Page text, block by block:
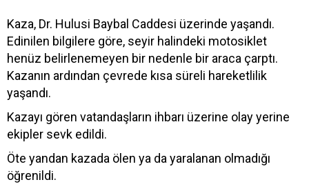
Kaza, Dr. Hulusi Baybal Caddesi üzerinde yaşandı.
Edinilen bilgilere göre, seyir halindeki motosiklet
henüz belirlenemeyen bir nedenle bir araca çarptı.
Kazanın ardından çevrede kısa süreli hareketlilik
yaşandı.
Kazayı gören vatandaşların ihbarı üzerine olay yerine
ekipler sevk edildi.
Öte yandan kazada ölen ya da yaralanan olmadığı
öğrenildi.